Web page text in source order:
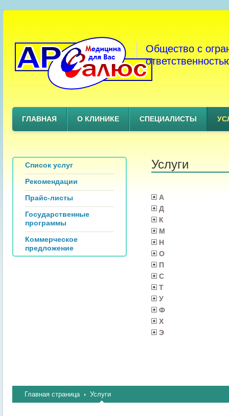
Общество с
ГЛАВНАЯ О КЛИНИКЕ СПЕЦИАЛИСТЫ
Список услуг
Рекомендации
Прайс-листы
Государственные
программы
Коммерческое
предложение
Услуги
А
Д
К
М
Н
О
П
С
Т
У
Ф
Х
Э
Главная страница Услуги